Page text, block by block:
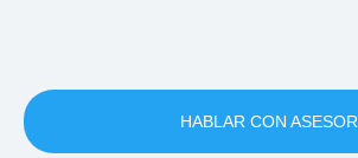
HABLAR CON ASESOR